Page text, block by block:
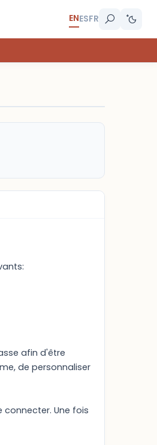
ENESFR
afin d'être
de personnaliser
connecter. Une fois